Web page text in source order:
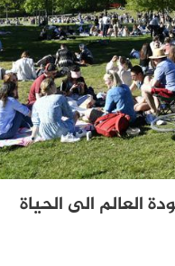
العالم الى الحياة